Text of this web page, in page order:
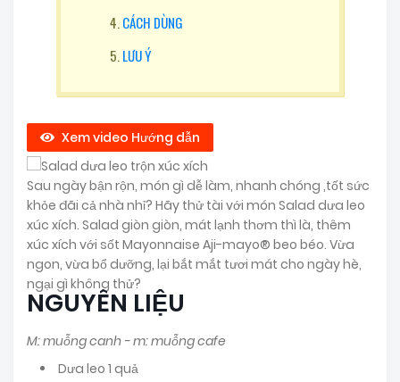
CÁCH DÙNG
LƯU Ý
Xem video Hướng dẫn
Sau ngày bận rộn, món gì dễ làm, nhanh chóng ,tốt sức
khỏe đãi cả nhà nhỉ? Hãy thử tài với món Salad dưa leo
xúc xích. Salad giòn giòn, mát lạnh thơm thì là, thêm
xúc xích với sốt Mayonnaise Aji-mayo® beo béo. Vừa
ngon, vừa bổ dưỡng, lại bắt mắt tươi mát cho ngày hè,
ngại gì không thử?
NGUYÊN LIỆU
M: muỗng canh - m: muỗng cafe
Dưa leo 1 quả